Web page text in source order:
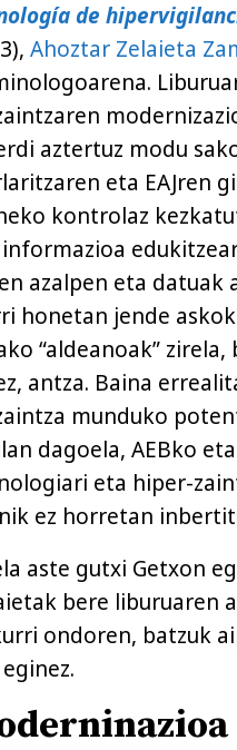
de
Ahoztar Zelaieta
aztertuz modu
eta EAJren
kontrolaz
azalpen eta
honetan jende
“aldeanoak”
antza. Baina
munduko
dagoela, AEBko
eta hiper-
ez horretan
aste gutxi Getxon
bere liburuaren
ondoren, batzuk